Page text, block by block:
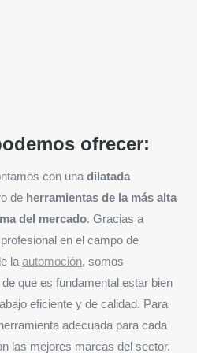
ofrecer:
con una dilatada
de herramientas de la más alta
del mercado. Gracias a
en el campo de
la automoción, somos
que es fundamental estar bien
eficiente y de calidad. Para
adecuada para cada
las mejores marcas del sector.